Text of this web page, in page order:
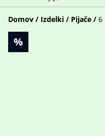
Domov / Izdelki / Pijače / 6
%